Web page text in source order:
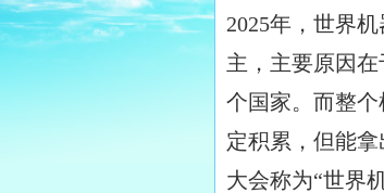
2025年，世界
主，主要原因
个国家。而整
定积累，但能
大会称为“世界